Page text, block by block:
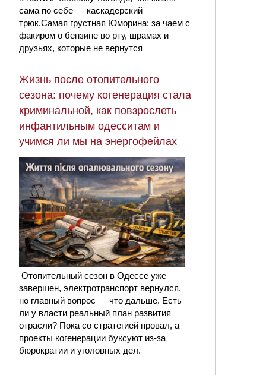
сама по себе — каскадерский
трюк.Самая грустная Юморина: за чаем с
факиром о бензине во рту, шрамах и
друзьях, которые не вернутся
Жизнь после отопительного
сезона: почему когенерация стала
криминальной, как повзрослеть
инфантильным одесситам и
учимся ли мы на энергофейлах
Отопительный сезон в Одессе уже
завершен, электротранспорт вернулся,
но главный вопрос — что дальше. Есть
ли у власти реальный план развития
отрасли? Пока со стратегией провал, а
проекты когенерации буксуют из-за
бюрократии и уголовных дел.